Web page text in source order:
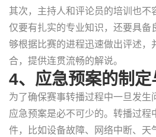
其次，主持人和评论员的培训也不
仅要有扎实的专业知识，还要具备
够根据比赛的进程迅速做出评述，
合，提供连贯流畅的解说。
4、应急预案的制定
为了确保赛事转播过程中一旦发生
应急预案是必不可少的。转播过程
件，比如设备故障、网络中断、天